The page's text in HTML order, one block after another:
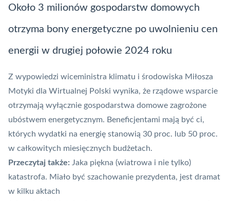
Około 3 milionów gospodarstw domowych
otrzyma bony energetyczne po uwolnieniu cen
energii w drugiej połowie 2024 roku
Z wypowiedzi wiceministra klimatu i środowiska Miłosza
Motyki dla Wirtualnej Polski wynika, że rządowe wsparcie
otrzymają wyłącznie gospodarstwa domowe zagrożone
ubóstwem energetycznym. Beneficjentami mają być ci,
których wydatki na energię stanowią 30 proc. lub 50 proc.
w całkowitych miesięcznych budżetach.
Przeczytaj także: Jaka piękna (wiatrowa i nie tylko)
katastrofa. Miało być szachowanie prezydenta, jest dramat
w kilku aktach